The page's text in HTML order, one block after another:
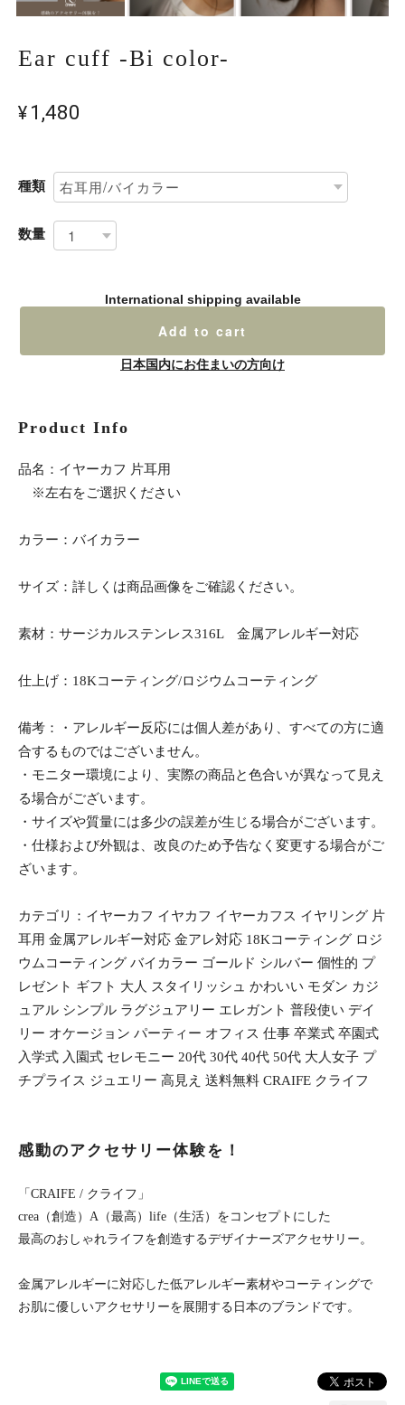
Ear cuff -Bi color-
¥1,480
種類
数量
International shipping available
Add to cart
日本国内にお住まいの方向け
Product Info
品名：イヤーカフ 片耳用
※左右をご選択ください
カラー：バイカラー
サイズ：詳しくは商品画像をご確認ください。
素材：サージカルステンレス316L 金属アレルギー対応
仕上げ：18Kコーティング/ロジウムコーティング
備考：・アレルギー反応には個人差があり、すべての方に適
合するものではございません。
・モニター環境により、実際の商品と色合いが異なって見え
る場合がございます。
・サイズや質量には多少の誤差が生じる場合がございます。
・仕様および外観は、改良のため予告なく変更する場合がご
ざいます。
カテゴリ：イヤーカフ イヤカフ イヤーカフス イヤリング 片
耳用 金属アレルギー対応 金アレ対応 18Kコーティング ロジ
ウムコーティング バイカラー ゴールド シルバー 個性的 プ
レゼント ギフト 大人 スタイリッシュ かわいい モダン カジ
ュアル シンプル ラグジュアリー エレガント 普段使い デイ
リー オケージョン パーティー オフィス 仕事 卒業式 卒園式
入学式 入園式 セレモニー 20代 30代 40代 50代 大人女子 プ
チプライス ジュエリー 高見え 送料無料 CRAIFE クライフ
感動のアクセサリー体験を！
「CRAIFE / クライフ」
crea（創造）A（最高）life（生活）をコンセプトにした
最高のおしゃれライフを創造するデザイナーズアクセサリー。
金属アレルギーに対応した低アレルギー素材やコーティングで
お肌に優しいアクセサリーを展開する日本のブランドです。